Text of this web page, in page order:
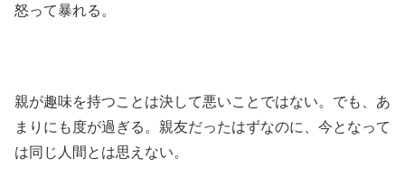
怒って暴れる。
親が趣味を持つことは決して悪いことではない。でも、あ
まりにも度が過ぎる。親友だったはずなのに、今となって
は同じ人間とは思えない。